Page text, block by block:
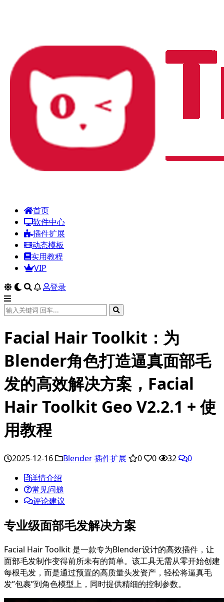
首页
软件中心
插件扩展
动态模板
实用教程
VIP
登录
Facial Hair Toolkit：为
Blender角色打造逼真面部毛
发的高效解决方案，Facial
Hair Toolkit Geo V2.2.1 + 使
用教程
2025-12-16 Blender插件扩展 0 0 32
0
详情介绍
常见问题
评论建议
专业级面部毛发解决方案
Facial Hair Toolkit 是一款专为Blender设计的高效插件，让
面部毛发制作变得前所未有的简单。该工具无需从零开始创建
每根毛发，而是通过预置的高质量头发资产，轻松将逼真毛
发”包裹”到角色模型上，同时提供精细的控制参数。